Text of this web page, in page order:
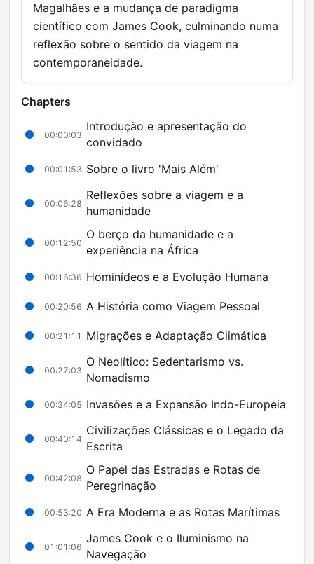
Magalhães e a mudança de paradigma
científico com James Cook, culminando numa
reflexão sobre o sentido da viagem na
contemporaneidade.
Chapters
00:00:03
Introdução e apresentação do
convidado
00:01:53 Sobre o livro 'Mais Além'
00:06:28
Reflexões sobre a viagem e a
humanidade
00:12:50
O berço da humanidade e a
experiência na África
00:16:36 Hominídeos e a Evolução Humana
00:20:56 A História como Viagem Pessoal
00:21:11 Migrações e Adaptação Climática
00:27:03
O Neolítico: Sedentarismo vs.
Nomadismo
00:34:05 Invasões e a Expansão Indo-Europeia
00:40:14
Civilizações Clássicas e o Legado da
Escrita
00:42:08
O Papel das Estradas e Rotas de
Peregrinação
00:53:20 A Era Moderna e as Rotas Marítimas
01:01:06
James Cook e o Iluminismo na
Navegação